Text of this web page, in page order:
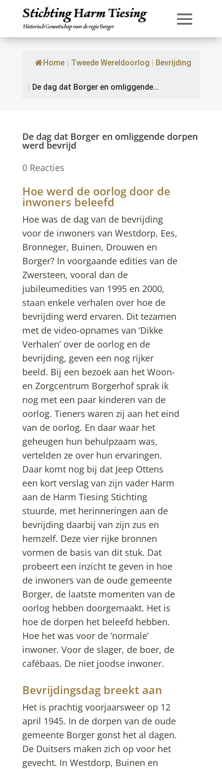
Home | Tweede Wereldoorlog | Bevrijding
| De dag dat Borger en omliggende...
De dag dat Borger en omliggende dorpen
werd bevrijd
0 Reacties
Hoe werd de oorlog door de
inwoners beleefd
Hoe was de dag van de bevrijding
voor de inwoners van Westdorp, Ees,
Bronneger, Buinen, Drouwen en
Borger? In voorgaande edities van de
Zwersteen, vooral dan de
jubileumedities van 1995 en 2000,
staan enkele verhalen over hoe de
bevrijding werd ervaren. Dit tezamen
met de video-opnames van ‘Dikke
Verhalen’ over de oorlog en de
bevrijding, geven een nog rijker
beeld. Bij een bezoek aan het Woon-
en Zorgcentrum Borgerhof sprak ik
nog met een paar kinderen van de
oorlog. Tieners waren zij aan het eind
van de oorlog. En daar waar het
geheugen hun behulpzaam was,
vertelden ze over hun ervaringen.
Daar komt nog bij dat Jeep Ottens
een kort verslag van zijn vader Harm
aan de Harm Tiesing Stichting
stuurde, met herinneringen aan de
bevrijding daarbij van zijn zus en
hemzelf. Deze vier rijke bronnen
vormen de basis van dit stuk. Dat
probeert een inzicht te geven in hoe
de inwoners van de oude gemeente
Borger, de laatste momenten van de
oorlog hebben doorgemaakt. Het is
hoe de dorpen het beleefd hebben.
Hoe het was voor de ‘normale’
inwoner. Voor de slager, de boer, de
cafébaas. De niet joodse inwoner.
Bevrijdingsdag breekt aan
Het is prachtig voorjaarsweer op 12
april 1945. In de dorpen van de oude
gemeente Borger gonst het al dagen.
De Duitsers maken zich op voor het
gevecht. In Westdorp, Buinen en